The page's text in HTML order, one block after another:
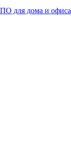
ПО для дома и офиса